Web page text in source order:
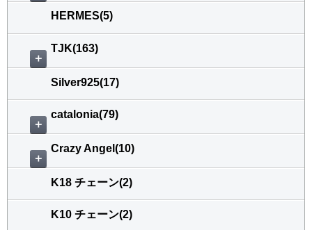
HERMES(5)
＋
TJK(163)
Silver925(17)
＋
catalonia(79)
＋
Crazy Angel(10)
K18 チェーン(2)
K10 チェーン(2)